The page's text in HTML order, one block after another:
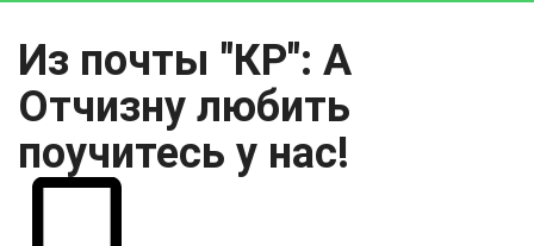
Из почты "КР": А
Отчизну любить
поучитесь у нас!